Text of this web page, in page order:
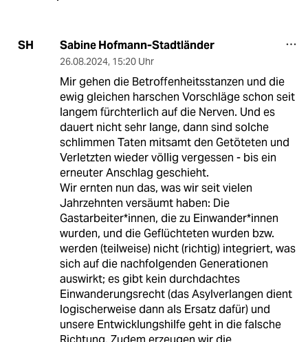
SH Sabine Hofmann-Stadtländer
26.08.2024, 15:20 Uhr
Mir gehen die Betroffenheitsstanzen und die
ewig gleichen harschen Vorschläge schon seit
langem fürchterlich auf die Nerven. Und es
dauert nicht sehr lange, dann sind solche
schlimmen Taten mitsamt den Getöteten und
Verletzten wieder völlig vergessen - bis ein
erneuter Anschlag geschieht.
Wir ernten nun das, was wir seit vielen
Jahrzehnten versäumt haben: Die
Gastarbeiter*innen, die zu Einwander*innen
wurden, und die Geflüchteten wurden bzw.
werden (teilweise) nicht (richtig) integriert, was
sich auf die nachfolgenden Generationen
auswirkt; es gibt kein durchdachtes
Einwanderungsrecht (das Asylverlangen dient
logischerweise dann als Ersatz dafür) und
unsere Entwicklungshilfe geht in die falsche